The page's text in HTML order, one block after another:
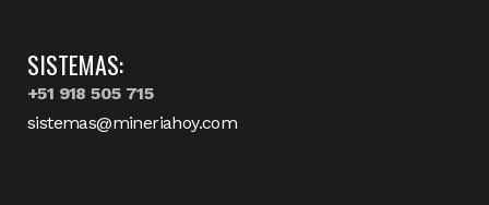
SISTEMAS:
+51 918 505 715
sistemas@mineriahoy.com